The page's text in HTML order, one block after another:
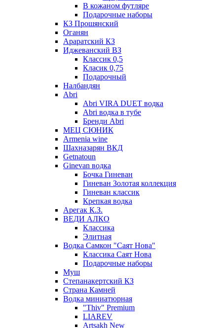
В кожаном футляре
Подарочные наборы
КЗ Прошянский
Оганян
Араратский КЗ
Иджеванский ВЗ
Классик 0,5
Класик 0,75
Подарочный
Налбандян
Abri
Abri VIRA DUET водка
Abri водка в тубе
Бренди Abri
МЕЦ СЮНИК
Armenia wine
Шахназарян ВКД
Getnatoun
Ginevan водка
Бочка Гиневан
Гиневан Золотая коллекция
Гиневан классик
Крепкая водка
Арегак К.З.
ВЕДИ АЛКО
Классика
Элитная
Водка Самкон "Саят Нова"
Классика Саят Нова
Подарочные наборы
Муш
Степанакертский КЗ
Страна Камней
Водка миниатюрная
"Thiv" Premium
LIAREV
Artsakh New